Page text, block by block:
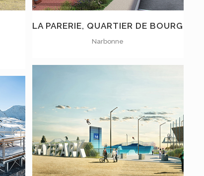
LA PARERIE, QUARTIER DE BOURG
Narbonne
VOIR